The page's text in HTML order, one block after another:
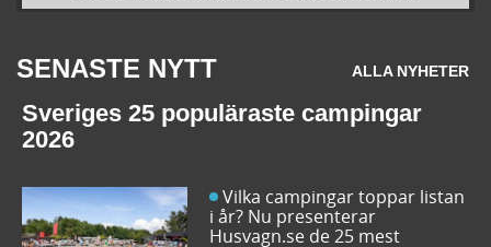
SENASTE NYTT ALLA NYHETER
Sveriges 25 populäraste campingar
2026
Vilka campingar toppar listan
i år? Nu presenterar
Husvagn.se de 25 mest